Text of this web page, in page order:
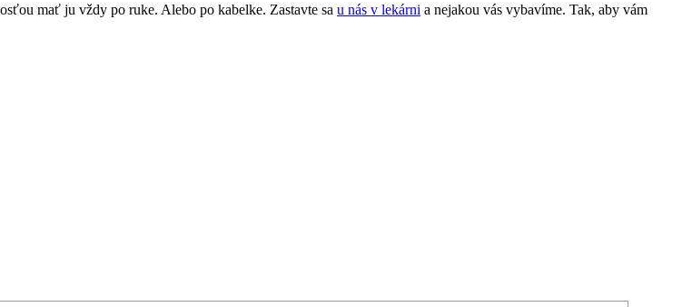
mať ju vždy po ruke. Alebo po kabelke. Zastavte sa u nás v lekárni a nejakou vás vybavíme. Tak, aby vám